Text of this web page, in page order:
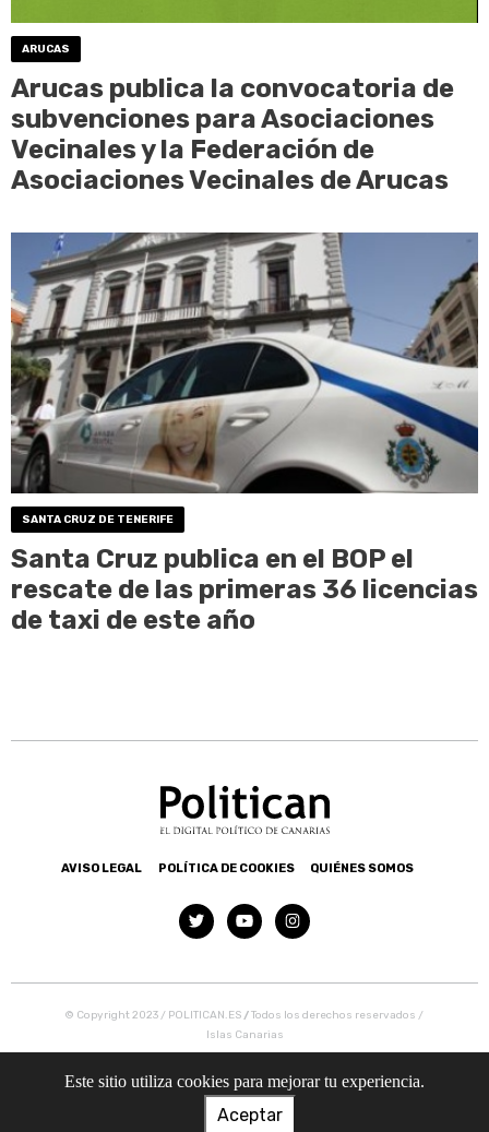
ARUCAS
Arucas publica la convocatoria de
subvenciones para Asociaciones
Vecinales y la Federación de
Asociaciones Vecinales de Arucas
SANTA CRUZ DE TENERIFE
Santa Cruz publica en el BOP el
rescate de las primeras 36 licencias
de taxi de este año
AVISO LEGAL POLÍTICA DE COOKIES QUIÉNES SOMOS
© Copyright 2023 / POLITICAN.ES /Todos los derechos reservados /
Islas Canarias
Este sitio utiliza cookies para mejorar tu experiencia.
Aceptar